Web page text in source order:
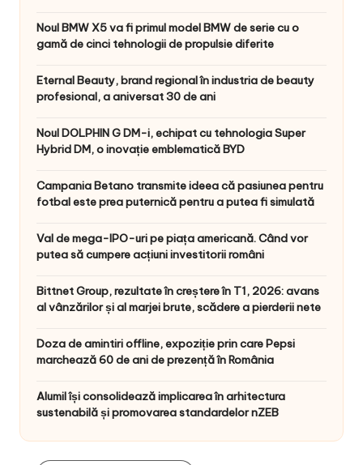
Noul BMW X5 va fi primul model BMW de serie cu o
gamă de cinci tehnologii de propulsie diferite
Eternal Beauty, brand regional în industria de beauty
profesional, a aniversat 30 de ani
Noul DOLPHIN G DM-i, echipat cu tehnologia Super
Hybrid DM, o inovație emblematică BYD
Campania Betano transmite ideea că pasiunea pentru
fotbal este prea puternică pentru a putea fi simulată
Val de mega-IPO-uri pe piața americană. Când vor
putea să cumpere acțiuni investitorii români
Bittnet Group, rezultate în creștere în T1, 2026: avans
al vânzărilor și al marjei brute, scădere a pierderii nete
Doza de amintiri offline, expoziție prin care Pepsi
marchează 60 de ani de prezență în România
Alumil își consolidează implicarea în arhitectura
sustenabilă și promovarea standardelor nZEB